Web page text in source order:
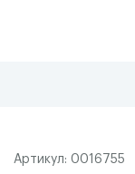
Артикул: 0016755